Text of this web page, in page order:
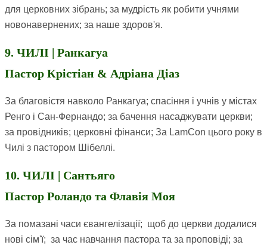
для церковних зібрань; за мудрість як робити учнями
новонавернених; за наше здоров'я.
9. ЧИЛІ | Ранкагуа
Пастор Крістіан & Адріана Діаз
За благовістя навколо Ранкагуа; спасіння і учнів у містах
Ренго і Сан-Фернандо; за бачення насаджувати церкви;
за провідників; церковні фінанси; За LamCon цього року в
Чилі з пастором Шібеллі.
10. ЧИЛІ | Сантьяго
Пастор Роландо та Флавія Моя
За помазані часи євангелізації; щоб до церкви додалися
нові сім'ї; за час навчання пастора та за проповіді; за